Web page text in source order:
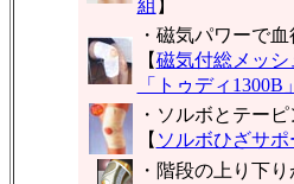
組 】
・磁気パワーで
【磁気付総メッ
「トゥディ1300B
・ソルボとテー
【 ソルボひざサポ
・階段の上り下